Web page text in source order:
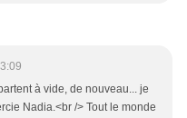
à vide, de nouveau... je
Nadia.<br /> Tout le monde